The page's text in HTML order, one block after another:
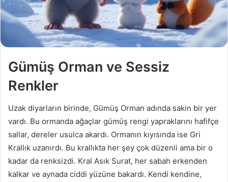
e
r
e
Gümüş Orman ve Sessiz
Renkler
Uzak diyarların birinde, Gümüş Orman adında sakin bir yer
vardı. Bu ormanda ağaçlar gümüş rengi yapraklarını hafifçe
sallar, dereler usulca akardı. Ormanın kıyısında ise Gri
Krallık uzanırdı. Bu krallıkta her şey çok düzenli ama bir o
kadar da renksizdi. Kral Asık Surat, her sabah erkenden
kalkar ve aynada ciddi yüzüne bakardı. Kendi kendine,